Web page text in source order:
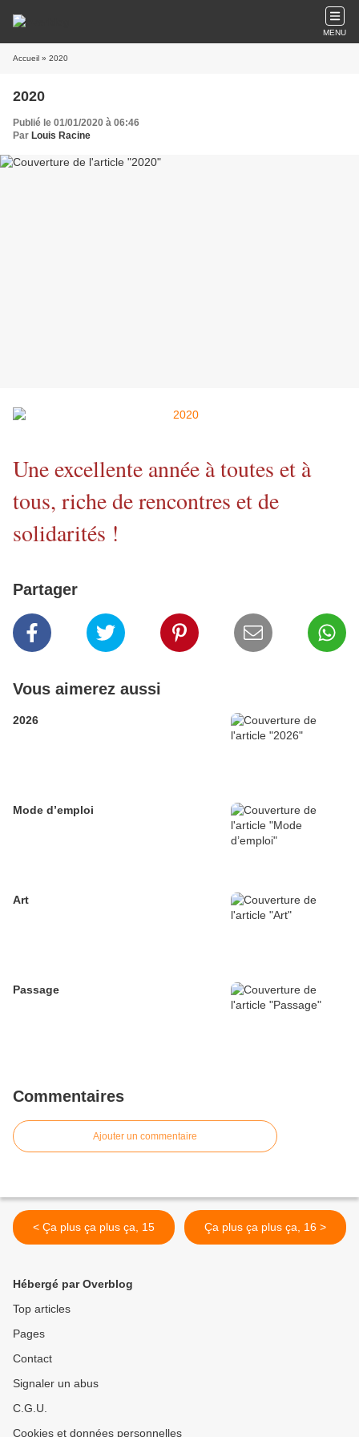
MENU
Accueil » 2020
2020
Publié le 01/01/2020 à 06:46
Par Louis Racine
Une excellente année à toutes et à
tous, riche de rencontres et de
solidarités !
Partager
Vous aimerez aussi
2026
Mode d’emploi
Art
Passage
Commentaires
Ajouter un commentaire
< Ça plus ça plus ça, 15 Ça plus ça plus ça, 16 >
Hébergé par Overblog
Top articles
Pages
Contact
Signaler un abus
C.G.U.
Cookies et données personnelles